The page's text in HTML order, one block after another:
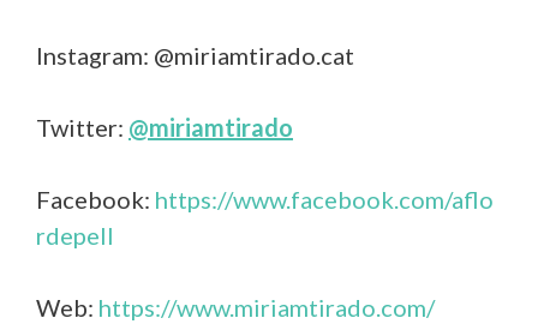
Instagram: @miriamtirado.cat
Twitter: @miriamtirado
Facebook: https://www.facebook.com/aflo
rdepell
Web: https://www.miriamtirado.com/